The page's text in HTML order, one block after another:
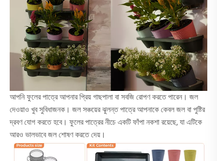
আপনি ফুলের পাত্রে আপনার প্রিয় গাছপালা বা সবজি রোপণ করতে পারেন। জল
দেওয়াও খুব সুবিধাজনক। জল সঞ্চয়ের ঝুলন্ত পাত্রে আপনাকে কেবল জল বা পুষ্টির
দ্রবণ যোগ করতে হবে। ফুলের পাত্রের নীচে একটি ফাঁপা নকশা রয়েছে, যা এটিকে
আরও ভালভাবে জল শোষণ করতে দেয়।